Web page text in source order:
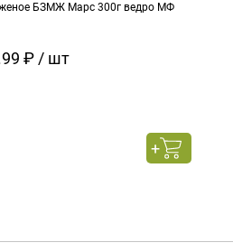
БЗМЖ Марс 300г ведро МФ
₽ / шт